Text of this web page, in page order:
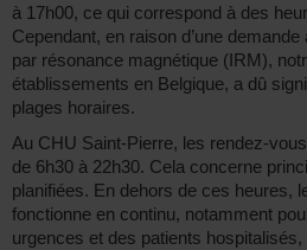
à 17h00, ce qui correspond à des
Cependant, en raison d’une
par résonance magnétique (IRM),
établissements en Belgique, a dû
plages horaires.
Au CHU Saint-Pierre, les rendez-
de 6h30 à 22h30. Cela concerne
planifiées. En dehors de ces heures,
fonctionne en continu, notamment
urgences et des patients